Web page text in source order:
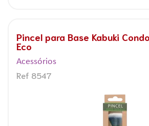
Pincel para Base Kabuki
Eco
Acessórios
Ref 8547